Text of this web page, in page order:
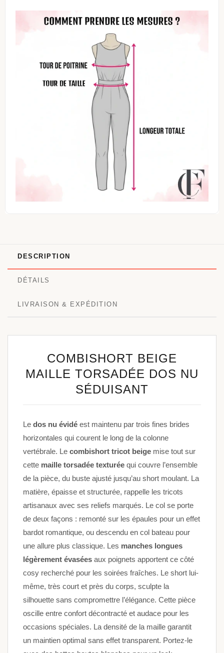
DESCRIPTION
DÉTAILS
LIVRAISON & EXPÉDITION
COMBISHORT BEIGE
MAILLE TORSADÉE DOS NU
SÉDUISANT
Le dos nu évidé est maintenu par trois fines brides
horizontales qui courent le long de la colonne
vertébrale. Le combishort tricot beige mise tout sur
cette maille torsadée texturée qui couvre l’ensemble
de la pièce, du buste ajusté jusqu’au short moulant. La
matière, épaisse et structurée, rappelle les tricots
artisanaux avec ses reliefs marqués. Le col se porte
de deux façons : remonté sur les épaules pour un effet
bardot romantique, ou descendu en col bateau pour
une allure plus classique. Les manches longues
légèrement évasées aux poignets apportent ce côté
cosy recherché pour les soirées fraîches. Le short lui-
même, très court et près du corps, sculpte la
silhouette sans compromettre l’élégance. Cette pièce
oscille entre confort décontracté et audace pour les
occasions spéciales. La densité de la maille garantit
un maintien optimal sans effet transparent. Portez-le